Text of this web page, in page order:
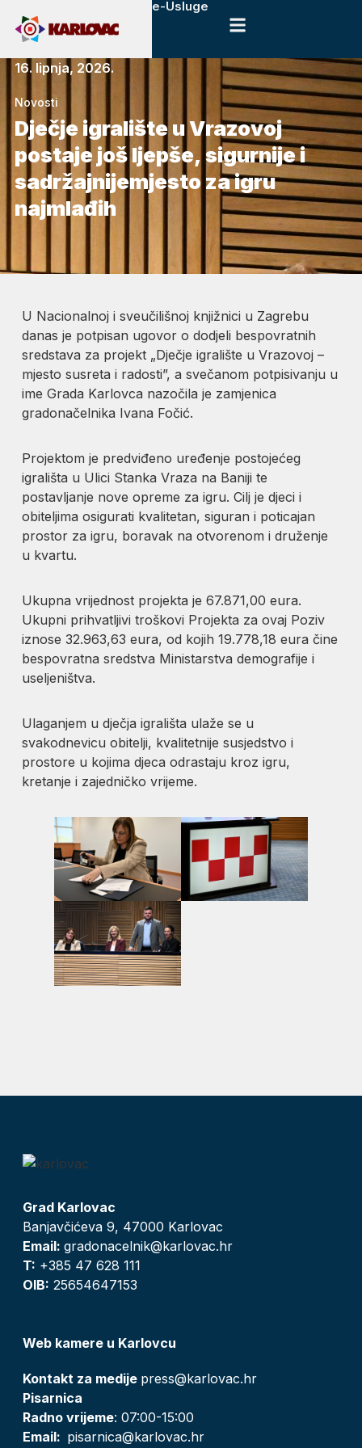
e-Usluge
16. lipnja, 2026.
Novosti
Dječje igralište u Vrazovoj
postaje još ljepše, sigurnije i
sadržajnijemjesto za igru
najmlađih
U Nacionalnoj i sveučilišnoj knjižnici u Zagrebu
danas je potpisan ugovor o dodjeli bespovratnih
sredstava za projekt „Dječje igralište u Vrazovoj –
mjesto susreta i radosti”, a svečanom potpisivanju u
ime Grada Karlovca nazočila je zamjenica
gradonačelnika Ivana Fočić.
Projektom je predviđeno uređenje postojećeg
igrališta u Ulici Stanka Vraza na Baniji te
postavljanje nove opreme za igru. Cilj je djeci i
obiteljima osigurati kvalitetan, siguran i poticajan
prostor za igru, boravak na otvorenom i druženje
u kvartu.
Ukupna vrijednost projekta je 67.871,00 eura.
Ukupni prihvatljivi troškovi Projekta za ovaj Poziv
iznose 32.963,63 eura, od kojih 19.778,18 eura čine
bespovratna sredstva Ministarstva demografije i
useljeništva.
Ulaganjem u dječja igrališta ulaže se u
svakodnevicu obitelji, kvalitetnije susjedstvo i
prostore u kojima djeca odrastaju kroz igru,
kretanje i zajedničko vrijeme.
Grad Karlovac
Banjavčićeva 9, 47000 Karlovac
Email: gradonacelnik@karlovac.hr
T: +385 47 628 111
OIB: 25654647153
Web kamere u Karlovcu
Kontakt za medije press@karlovac.hr
Pisarnica
Radno vrijeme: 07:00-15:00
Email: pisarnica@karlovac.hr